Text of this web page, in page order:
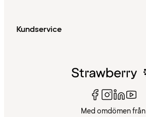
Kundservice
Med omdömen från